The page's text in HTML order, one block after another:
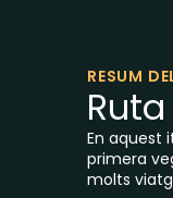
RESUM
En aquest
primera
molts